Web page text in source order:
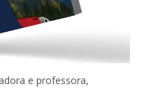
e professora,